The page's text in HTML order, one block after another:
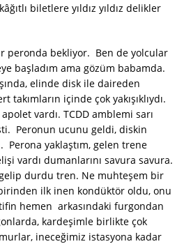
biletlere yıldız yıldız delikler
peronda bekliyor. Ben de yolcular
başladım ama gözüm babamda.
elinde disk ile daireden
takımların içinde çok yakışıklıydı.
vardı. TCDD amblemi sarı
Peronun ucunu geldi, diskin
Perona yaklaştım, gelen trene
vardı dumanlarını savura savura.
durdu tren. Ne muhteşem bir
ilk inen kondüktör oldu, onu
hemen arkasındaki furgondan
kardeşimle birlikte çok
ineceğimiz istasyona kadar